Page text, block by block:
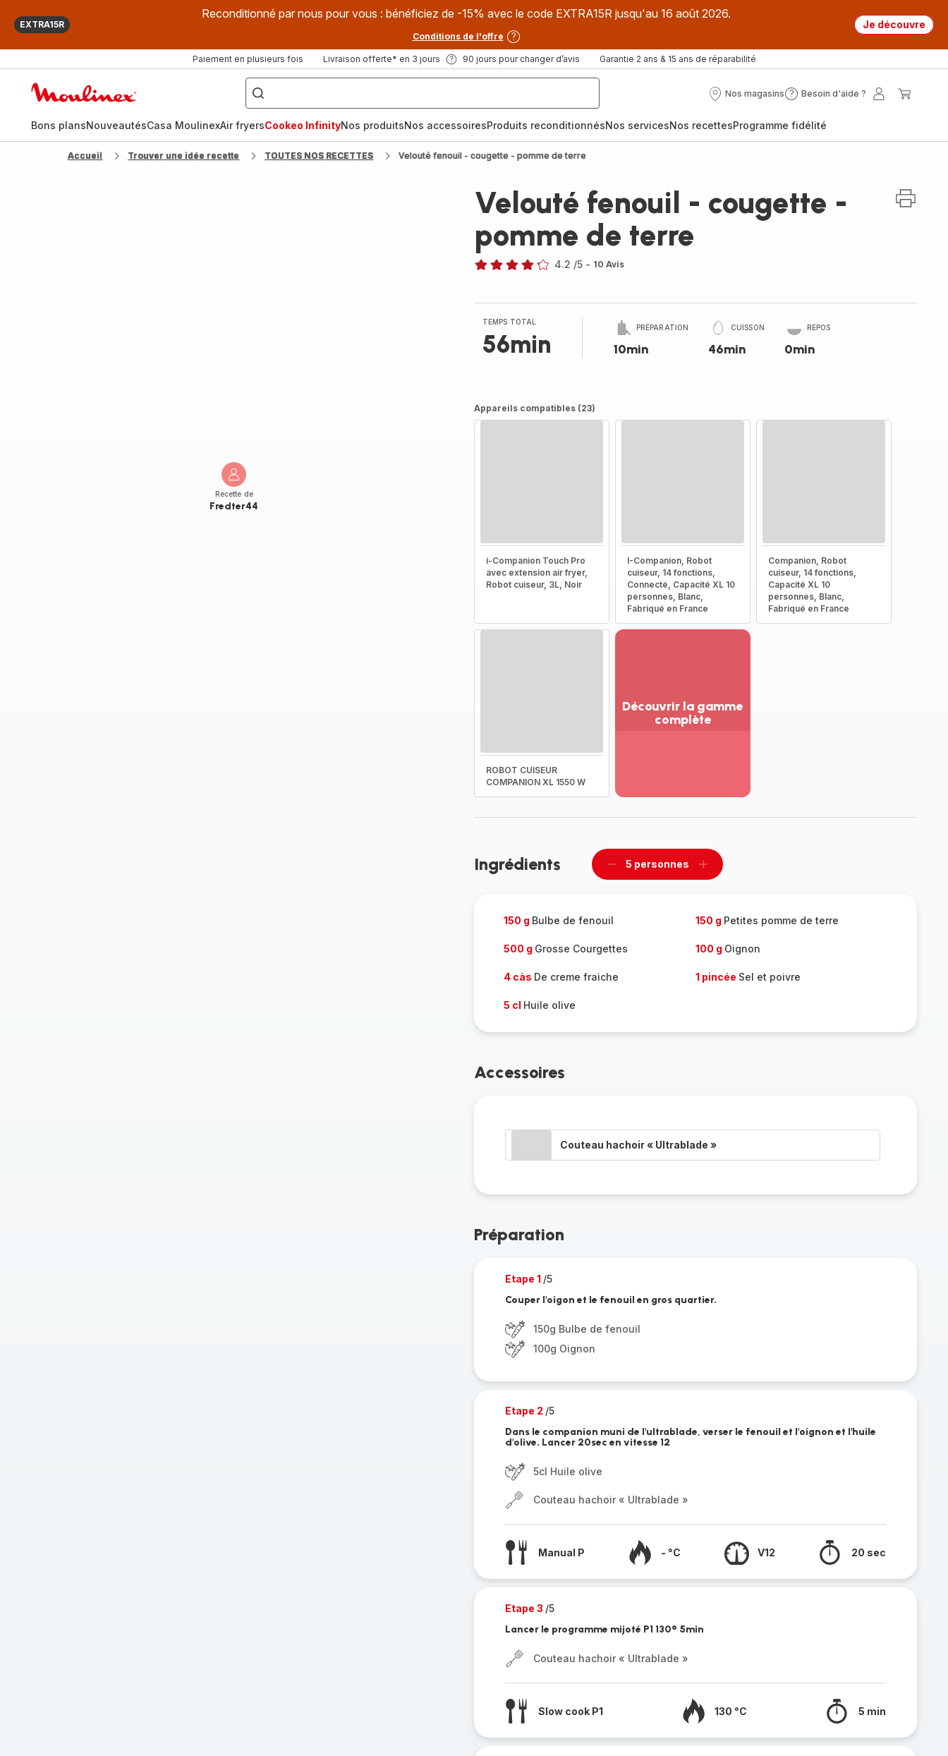
EXTRA15R
Reconditionné par nous pour vous : bénéficiez de -15% avec le code EXTRA15R jusqu'au 16 août 2026.
Conditions de l'offre
Je découvre
Paiement en plusieurs fois Livraison offerte* en 3 jours 90 jours pour changer d’avis Garantie 2 ans & 15 ans de réparabilité
["Que
recherchez-
vous
?",
fryer",
"Companion"]
Nos magasins
Nos
Besoin d'aide ?
Besoin
?
Mon
Bons plansNouveautésCasa MoulinexAir fryersCookeo InfinityNos produitsNos accessoiresProduits reconditionnésNos servicesNos recettesProgramme fidélité
Accueil Trouver une idée recette TOUTES NOS RECETTES Velouté fenouil - cougette - pomme de terre
Recette de
Fredter44
Velouté fenouil - cougette -
pomme de terre
4.2 /5 - 10 Avis
TEMPS TOTAL
56min
PRÉPARATION
10min
CUISSON
46min
REPOS
0min
Appareils compatibles (23)
i-Companion Touch Pro
avec extension air fryer,
Robot cuiseur, 3L, Noir
I-Companion, Robot
cuiseur, 14 fonctions,
Connecté, Capacité XL 10
personnes, Blanc,
Fabriqué en France
Companion, Robot
cuiseur, 14 fonctions,
Capacité XL 10
personnes, Blanc,
Fabriqué en France
ROBOT CUISEUR
COMPANION XL 1550 W
Découvrir la gamme
complète
complète
Ingrédients
Supprimer
5 personnes
Ajouter
150 g Bulbe de fenouil 150 g Petites pomme de terre
500 g Grosse Courgettes 100 g Oignon
4 càs De creme fraiche 1 pincée Sel et poivre
5 cl Huile olive
Accessoires
Couteau hachoir « Ultrablade »
Préparation
Etape 1 /5
Couper l'oigon et le fenouil en gros quartier.
150g Bulbe de fenouil
100g Oignon
Etape 2 /5
Dans le companion muni de l'ultrablade, verser le fenouil et l'oignon et l'huile
d'olive. Lancer 20sec en vitesse 12
5cl Huile olive
Couteau hachoir « Ultrablade »
Manual P - °C V12 20 sec
Etape 3 /5
Lancer le programme mijoté P1 130° 5min
Couteau hachoir « Ultrablade »
Slow cook P1 130 °C 5 min